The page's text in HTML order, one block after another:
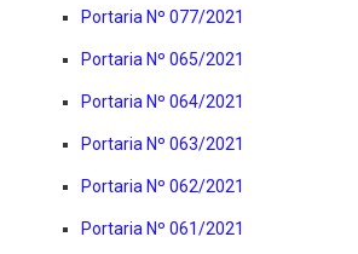
Portaria Nº 077/2021
Portaria Nº 065/2021
Portaria Nº 064/2021
Portaria Nº 063/2021
Portaria Nº 062/2021
Portaria Nº 061/2021